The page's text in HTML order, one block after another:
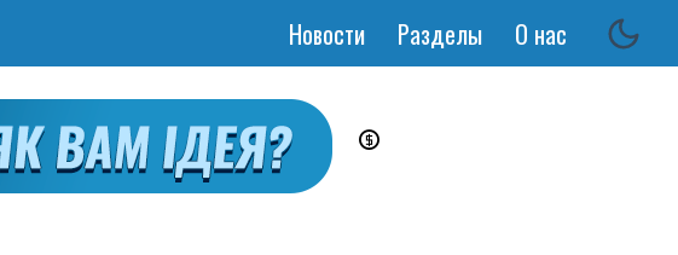
Основная
Новости Разделы О нас